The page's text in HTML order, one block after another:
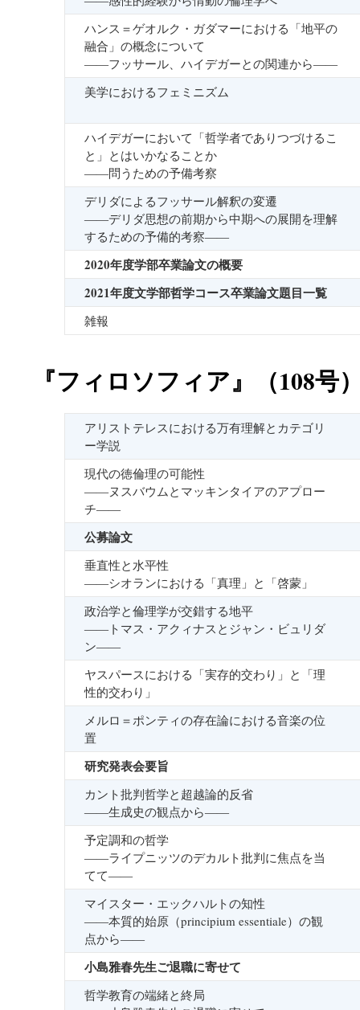
ハンス＝ゲオルク・ガダマーにおける「地平の
融合」の概念について
――フッサール、ハイデガーとの関連から――
美学におけるフェミニズム
ハイデガーにおいて「哲学者でありつづけるこ
と」とはいかなることか
――問うための予備考察
デリダによるフッサール解釈の変遷
――デリダ思想の前期から中期への展開を理解
するための予備的考察――
2020年度学部卒業論文の概要
2021年度文学部哲学コース卒業論文題目一覧
雑報
『フィロソフィア』（108号
アリストテレスにおける万有理解とカテゴリ
ー学説
現代の徳倫理の可能性
――ヌスバウムとマッキンタイアのアプロー
チ――
公募論文
垂直性と水平性
――シオランにおける「真理」と「啓蒙」
政治学と倫理学が交錯する地平
――トマス・アクィナスとジャン・ビュリダ
ン――
ヤスパースにおける「実存的交わり」と「理
性的交わり」
メルロ＝ポンティの存在論における音楽の位
置
研究発表会要旨
カント批判哲学と超越論的反省
――生成史の観点から――
予定調和の哲学
――ライプニッツのデカルト批判に焦点を当
てて――
マイスター・エックハルトの知性
――本質的始原（principium essentiale）の観
点から――
小島雅春先生ご退職に寄せて
哲学教育の端緒と終局